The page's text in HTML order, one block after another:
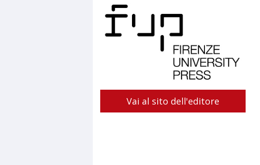
Vai al sito dell'editore